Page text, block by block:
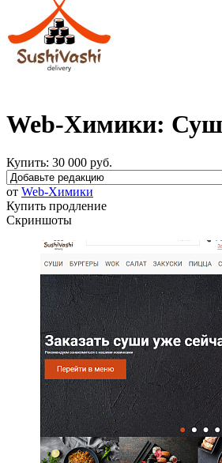
Web-Химики:
Купить: 30 000 руб.
от Web-Химики
Купить продление
Скриншоты